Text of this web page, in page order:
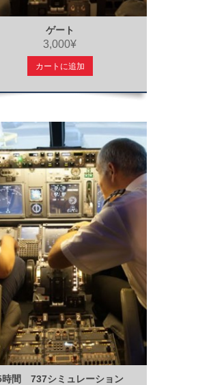
ゲート
3,000¥
カートに追加
時間 737シミュレーション